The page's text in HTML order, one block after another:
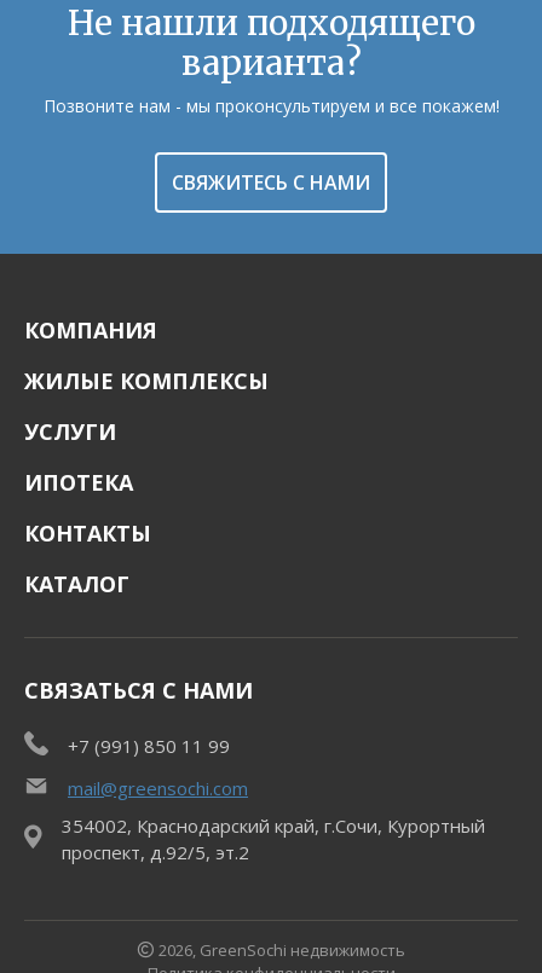
Не нашли подходящего
варианта?
Позвоните нам - мы проконсультируем и все покажем!
СВЯЖИТЕСЬ С НАМИ
КОМПАНИЯ
ЖИЛЫЕ КОМПЛЕКСЫ
УСЛУГИ
ИПОТЕКА
КОНТАКТЫ
КАТАЛОГ
СВЯЗАТЬСЯ С НАМИ
+7 (991) 850 11 99
mail@greensochi.com
354002, Краснодарский край, г.Сочи, Курортный
проспект, д.92/5, эт.2
2026, GreenSochi недвижимость